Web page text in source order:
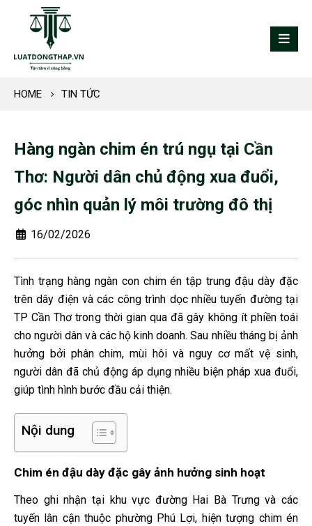
HOME TIN TỨC
Hàng ngàn chim én trú ngụ tại Cần
Thơ: Người dân chủ động xua đuổi,
góc nhìn quản lý môi trường đô thị
16/02/2026
Tình trạng hàng ngàn con chim én tập trung đậu dày đặc
trên dây điện và các công trình dọc nhiều tuyến đường tại
TP Cần Thơ trong thời gian qua đã gây không ít phiền toái
cho người dân và các hộ kinh doanh. Sau nhiều tháng bị ảnh
hưởng bởi phân chim, mùi hôi và nguy cơ mất vệ sinh,
người dân đã chủ động áp dụng nhiều biện pháp xua đuổi,
giúp tình hình bước đầu cải thiện.
Nội dung
Chim én đậu dày đặc gây ảnh hưởng sinh hoạt
Theo ghi nhận tại khu vực đường Hai Bà Trưng và các
tuyến lân cận thuộc phường Phú Lợi, hiện tượng chim én